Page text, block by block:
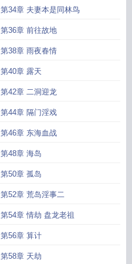
第34章 夫妻本是同林鸟
第36章 前往故地
第38章 雨夜春情
第40章 露天
第42章 二洞迎龙
第44章 隔门淫戏
第46章 东海血战
第48章 海岛
第50章 孤岛
第52章 荒岛淫事二
第54章 情劫 盘龙老祖
第56章 算计
第58章 天劫